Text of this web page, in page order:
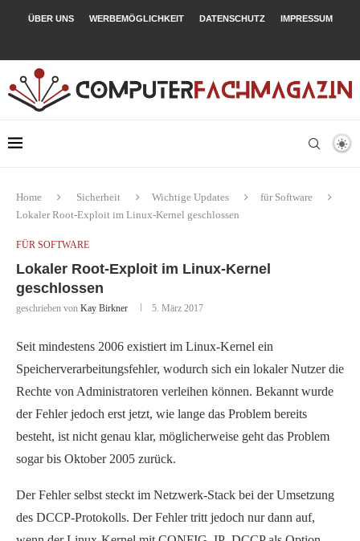
ÜBER UNS WERBEMÖGLICHKEIT DATENSCHUTZ IMPRESSUM
Home Sicherheit Wichtige Updates
für Software
Lokaler Root-Exploit im Linux-Kernel geschlossen
FÜR SOFTWARE
Lokaler Root-Exploit im Linux-Kernel
geschlossen
geschrieben von Kay Birkner 5. März 2017
Seit mindestens 2006 existiert im Linux-Kernel ein
Speicherverarbeitungsfehler, wodurch sich ein lokaler Nutzer die
Rechte von Administratoren verleihen können. Bekannt wurde
der Fehler jedoch erst jetzt, wie lange das Problem bereits
besteht, ist nicht genau klar, möglicherweise geht das Problem
sogar bis Oktober 2005 zurück.
Der Fehler selbst steckt im Netzwerk-Stack bei der Umsetzung
des DCCP-Protokolls. Der Fehler tritt jedoch nur dann auf,